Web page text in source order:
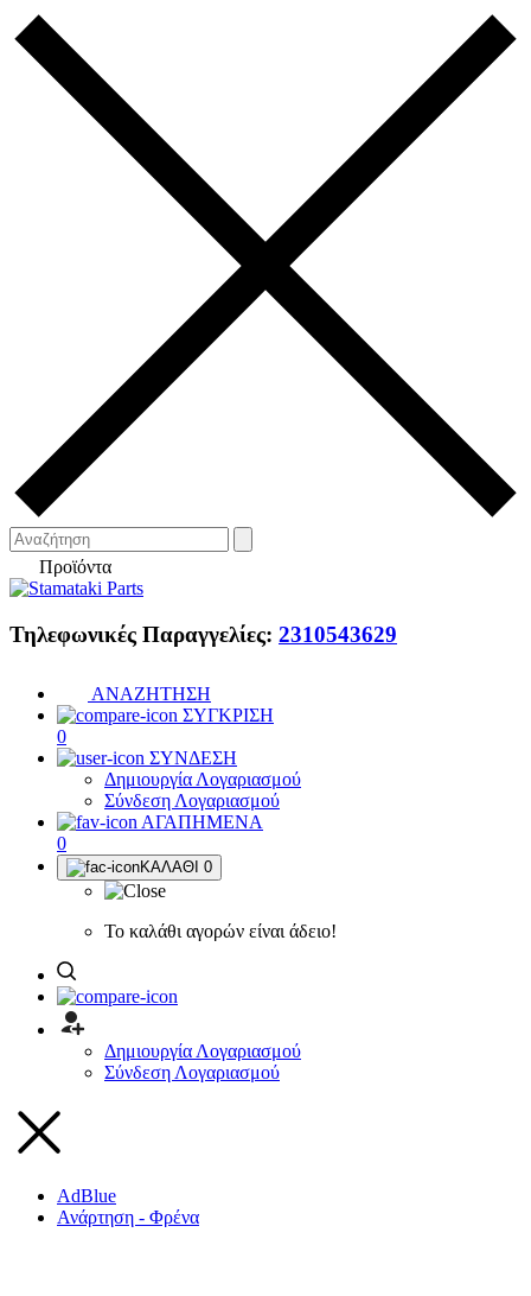
Προϊόντα
Τηλεφωνικές Παραγγελίες: 2310543629
ΑΝΑΖΗΤΗΣΗ
ΣΥΓΚΡΙΣΗ
0
ΣΥΝΔΕΣΗ
Δημιουργία Λογαριασμού
Σύνδεση Λογαριασμού
ΑΓΑΠΗΜΕΝΑ
0
ΚΑΛΑΘΙ 0
Το καλάθι αγορών είναι άδειο!
Δημιουργία Λογαριασμού
Σύνδεση Λογαριασμού
AdBlue
Ανάρτηση - Φρένα